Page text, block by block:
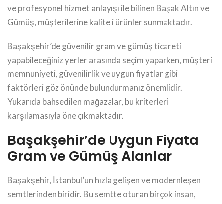
ve profesyonel hizmet anlayışı ile bilinen Başak Altın ve
Gümüş, müşterilerine kaliteli ürünler sunmaktadır.
Başakşehir’de güvenilir gram ve gümüş ticareti
yapabileceğiniz yerler arasında seçim yaparken, müşteri
memnuniyeti, güvenilirlik ve uygun fiyatlar gibi
faktörleri göz önünde bulundurmanız önemlidir.
Yukarıda bahsedilen mağazalar, bu kriterleri
karşılamasıyla öne çıkmaktadır.
Başakşehir’de Uygun Fiyata
Gram ve Gümüş Alanlar
Başakşehir, İstanbul’un hızla gelişen ve modernleşen
semtlerinden biridir. Bu semtte oturan birçok insan,